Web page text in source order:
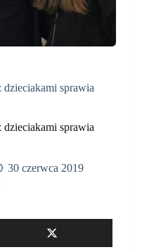
dzieciakami sprawia
dzieciakami sprawia
30 czerwca 2019